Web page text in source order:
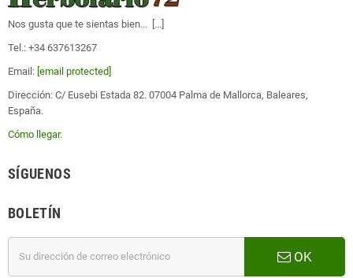
Nos gusta que te sientas bien... [ ...
Tel.: +34 637613267
Email: [email protected]
Dirección: C/ Eusebi Estada 82. 07004 Palma de Mallorca, Baleares,
España.
Cómo llegar.
SÍGUENOS
BOLETÍN
OK